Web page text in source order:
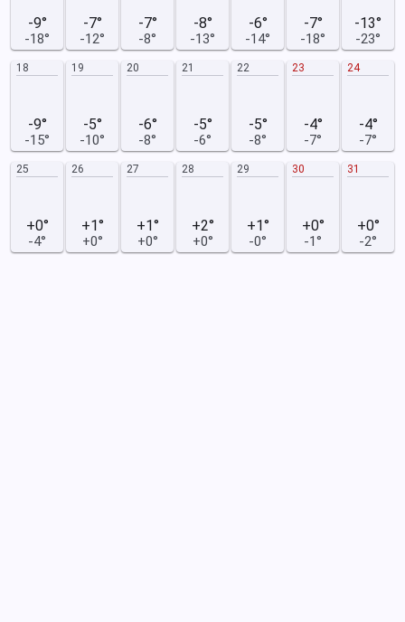
-9°
-18°
-7°
-12°
-7°
-8°
-8°
-13°
-6°
-14°
-7°
-18°
-13°
-23°
18
-9°
-15°
19
-5°
-10°
20
-6°
-8°
21
-5°
-6°
22
-5°
-8°
23
-4°
-7°
24
-4°
-7°
25
+0°
-4°
26
+1°
+0°
27
+1°
+0°
28
+2°
+0°
29
+1°
-0°
30
+0°
-1°
31
+0°
-2°